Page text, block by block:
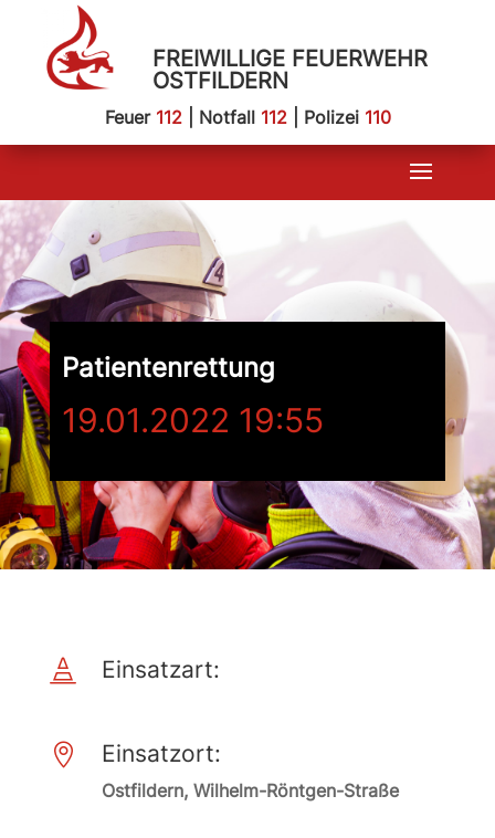
FREIWILLIGE FEUERWEHR
OSTFILDERN
Feuer 112| Notfall 112| Polizei 110
Patientenrettung
19.01.2022 19:55
 Einsatzart:
 Einsatzort:
Ostfildern, Wilhelm-Röntgen-Straße